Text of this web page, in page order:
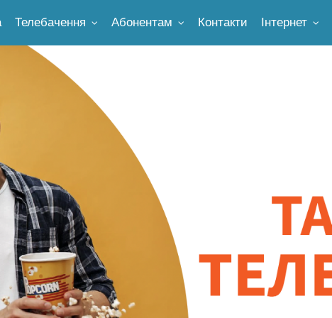
Телебачення Абонентам Контакти Інтернет